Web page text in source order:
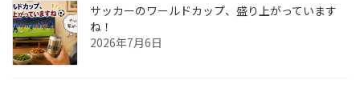
サッカーのワールドカップ、盛り上がっています
ね！
2026年7月6日